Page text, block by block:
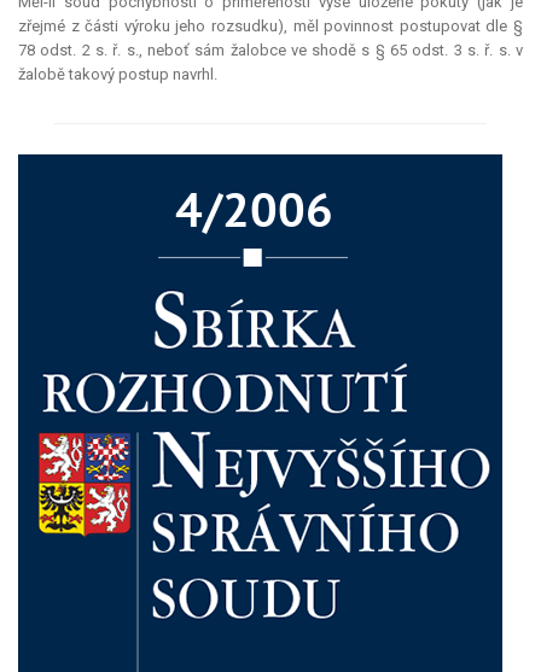
zřejmé z části výroku jeho rozsudku), měl povinnost postupovat dle §
78 odst. 2 s. ř. s., neboť sám žalobce ve shodě s § 65 odst. 3 s. ř. s. v
žalobě takový postup navrhl.